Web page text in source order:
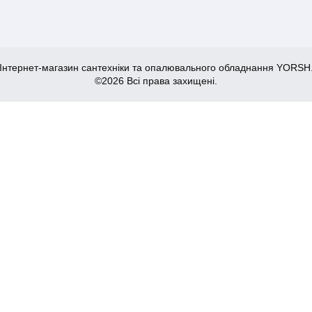
Інтернет-магазин сантехніки та опалювального обладнання YORSH.
©2026 Всі права захищені.